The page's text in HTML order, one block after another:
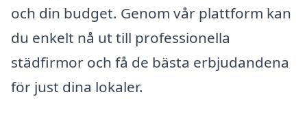
och din budget. Genom vår plattform kan
du enkelt nå ut till professionella
städfirmor och få de bästa erbjudandena
för just dina lokaler.